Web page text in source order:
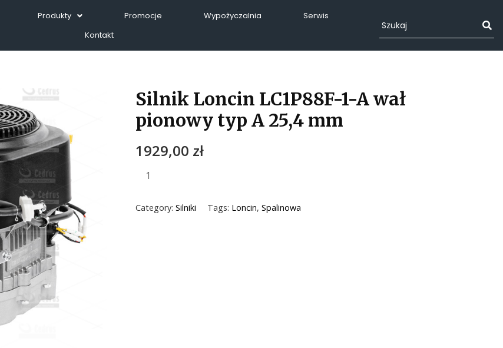
Produkty Promocje Wypożyczalnia
Serwis
Kontakt
Silnik Loncin LC1P88F-1-A wał
pionowy typ A 25,4 mm
1929,00 zł
Category: Silniki Tags: Loncin, Spalinowa